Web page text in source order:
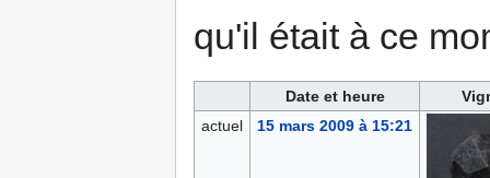
qu'il était à ce
Date et heure
actuel
15 mars 2009 à 15:21